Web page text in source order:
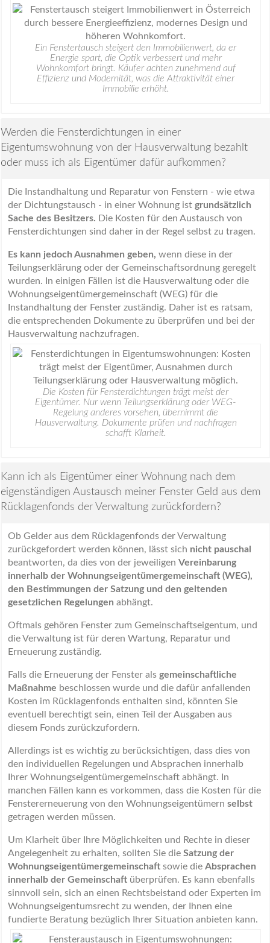
Ein Fenstertausch steigert den Immobilienwert, da er
Energie spart, die Optik verbessert und mehr
Wohnkomfort bringt. Käufer achten zunehmend auf
Effizienz und Modernität, was die Attraktivität einer
Immobilie erhöht.
Werden die Fensterdichtungen in einer
Eigentumswohnung von der Hausverwaltung bezahlt
oder muss ich als Eigentümer dafür aufkommen?
Die Instandhaltung und Reparatur von Fenstern - wie etwa
der Dichtungstausch - in einer Wohnung ist grundsätzlich
Sache des Besitzers. Die Kosten für den Austausch von
Fensterdichtungen sind daher in der Regel selbst zu tragen.
Es kann jedoch Ausnahmen geben, wenn diese in der
Teilungserklärung oder der Gemeinschaftsordnung geregelt
wurden. In einigen Fällen ist die Hausverwaltung oder die
Wohnungseigentümergemeinschaft (WEG) für die
Instandhaltung der Fenster zuständig. Daher ist es ratsam,
die entsprechenden Dokumente zu überprüfen und bei der
Hausverwaltung nachzufragen.
Die Kosten für Fensterdichtungen trägt meist der
Eigentümer. Nur wenn Teilungserklärung oder WEG-
Regelung anderes vorsehen, übernimmt die
Hausverwaltung. Dokumente prüfen und nachfragen
schafft Klarheit.
Kann ich als Eigentümer einer Wohnung nach dem
eigenständigen Austausch meiner Fenster Geld aus dem
Rücklagenfonds der Verwaltung zurückfordern?
Ob Gelder aus dem Rücklagenfonds der Verwaltung
zurückgefordert werden können, lässt sich nicht pauschal
beantworten, da dies von der jeweiligen Vereinbarung
innerhalb der Wohnungseigentümergemeinschaft (WEG),
den Bestimmungen der Satzung und den geltenden
gesetzlichen Regelungen abhängt.
Oftmals gehören Fenster zum Gemeinschaftseigentum, und
die Verwaltung ist für deren Wartung, Reparatur und
Erneuerung zuständig.
Falls die Erneuerung der Fenster als gemeinschaftliche
Maßnahme beschlossen wurde und die dafür anfallenden
Kosten im Rücklagenfonds enthalten sind, könnten Sie
eventuell berechtigt sein, einen Teil der Ausgaben aus
diesem Fonds zurückzufordern.
Allerdings ist es wichtig zu berücksichtigen, dass dies von
den individuellen Regelungen und Absprachen innerhalb
Ihrer Wohnungseigentümergemeinschaft abhängt. In
manchen Fällen kann es vorkommen, dass die Kosten für die
Fenstererneuerung von den Wohnungseigentümern selbst
getragen werden müssen.
Um Klarheit über Ihre Möglichkeiten und Rechte in dieser
Angelegenheit zu erhalten, sollten Sie die Satzung der
Wohnungseigentümergemeinschaft sowie die Absprachen
innerhalb der Gemeinschaft überprüfen. Es kann ebenfalls
sinnvoll sein, sich an einen Rechtsbeistand oder Experten im
Wohnungseigentumsrecht zu wenden, der Ihnen eine
fundierte Beratung bezüglich Ihrer Situation anbieten kann.